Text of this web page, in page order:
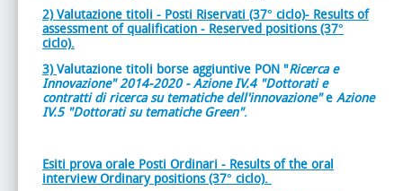
2) Valutazione titoli - Posti Riservati (37° ciclo)- Results of
assessment of qualification - Reserved positions (37°
ciclo).
3)Valutazione titoli borse aggiuntive PON "Ricerca e
Innovazione" 2014-2020 - Azione IV.4 "Dottorati e
contratti di ricerca su tematiche dell'innovazione"e Azione
IV.5 "Dottorati su tematiche Green".
Esiti prova orale Posti Ordinari - Results of the oral
interview Ordinary positions (37° ciclo).